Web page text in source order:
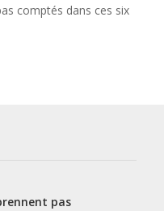
comptés dans ces six
pas